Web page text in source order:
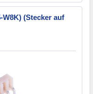
W8K) (Stecker auf